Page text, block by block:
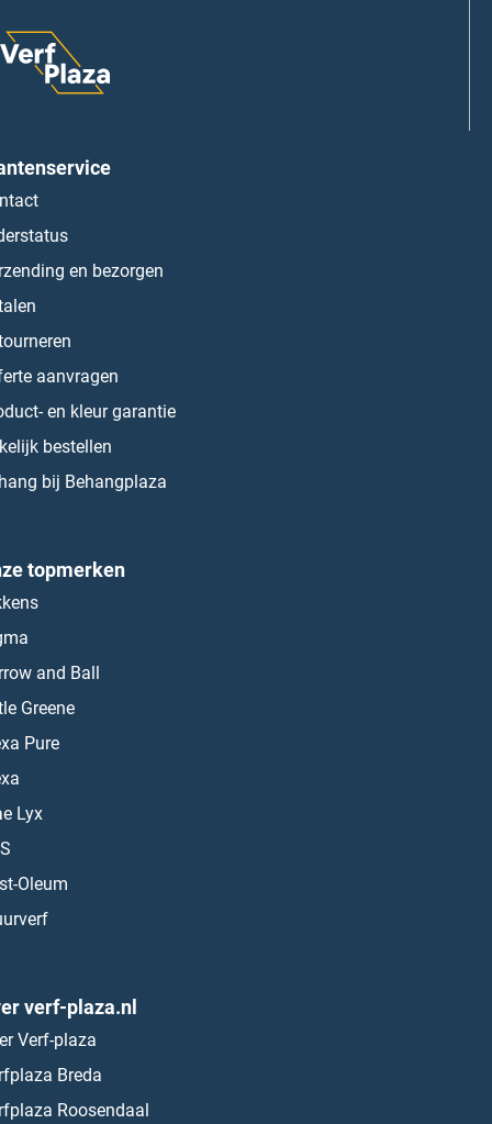
en bezorgen
aanvragen
en kleur garantie
bestellen
bij Behangplaza
topmerken
and Ball
Greene
Pure
Lyx
Oleum
verf-plaza.nl
Verf-plaza
Breda
Roosendaal